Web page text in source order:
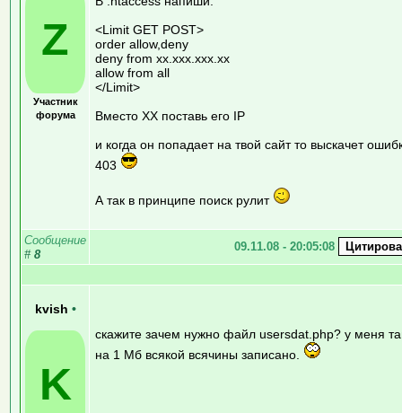
Z
Участник
форума
<Limit GET POST>
order allow,deny
deny from хх.ххх.ххх.хх
allow from all
</Limit>
Вместо ХХ поставь его IP
и когда он попадает на твой сайт то выскачет
403
А так в принципе поиск рулит
Сообщение
# 8
09.11.08 - 20:05:08
kvish •
K
скажите зачем нужно файл usersdat.php? у меня
на 1 Мб всякой всячины записано.